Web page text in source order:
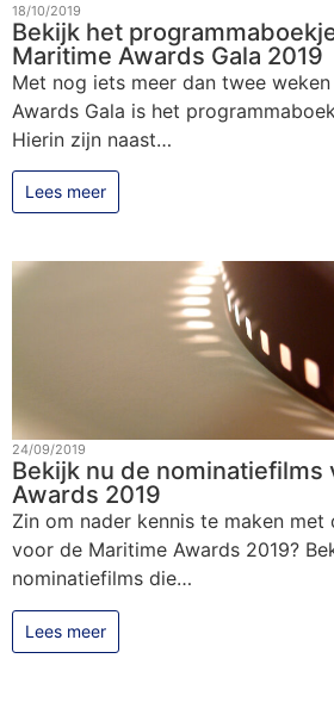
18/10/2019
Bekijk het
Maritime Awards Gala 2019
Met nog iets meer dan twee
Awards Gala is het
Hierin zijn naast…
Lees meer
24/09/2019
Bekijk nu de nominatiefilms
Awards 2019
Zin om nader kennis te maken met
voor de Maritime Awards 2019?
nominatiefilms die…
Lees meer